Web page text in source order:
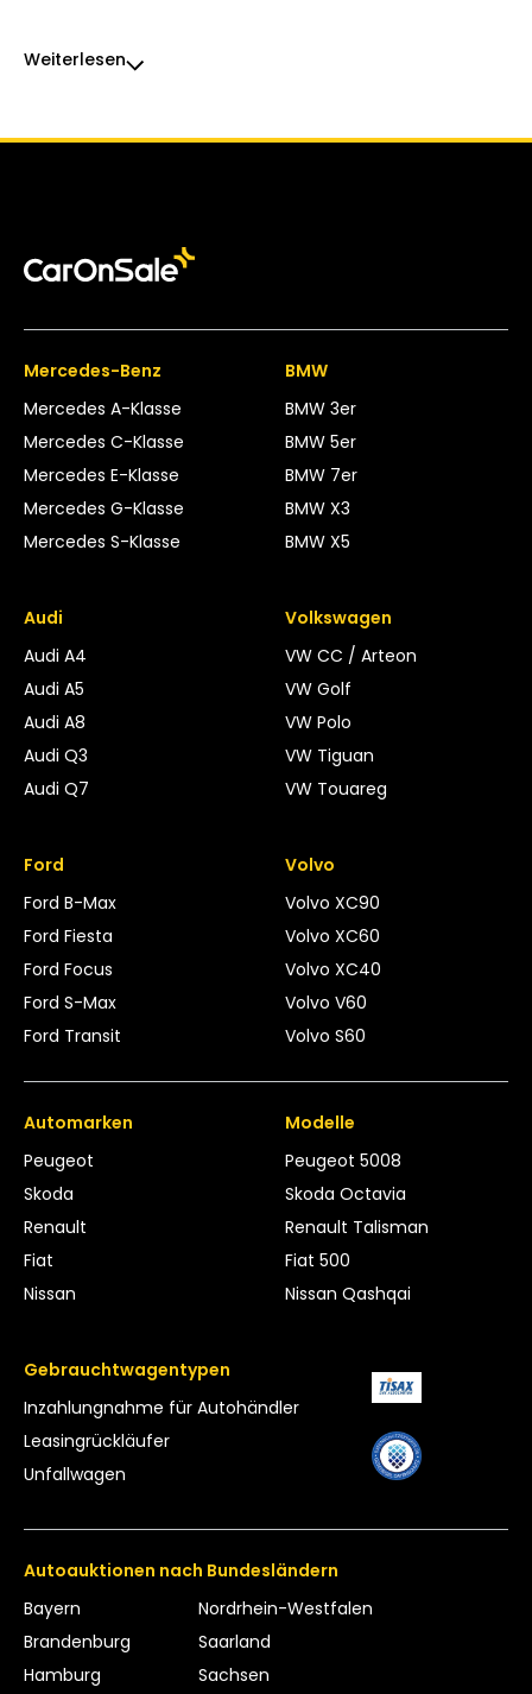
Weiterlesen
Mercedes-Benz
Mercedes A-Klasse
Mercedes C-Klasse
Mercedes E-Klasse
Mercedes G-Klasse
Mercedes S-Klasse
BMW
BMW 3er
BMW 5er
BMW 7er
BMW X3
BMW X5
Audi
Audi A4
Audi A5
Audi A8
Audi Q3
Audi Q7
Volkswagen
VW CC / Arteon
VW Golf
VW Polo
VW Tiguan
VW Touareg
Ford
Ford B-Max
Ford Fiesta
Ford Focus
Ford S-Max
Ford Transit
Volvo
Volvo XC90
Volvo XC60
Volvo XC40
Volvo V60
Volvo S60
Automarken
Peugeot
Skoda
Renault
Fiat
Nissan
Modelle
Peugeot 5008
Skoda Octavia
Renault Talisman
Fiat 500
Nissan Qashqai
Gebrauchtwagentypen
Inzahlungnahme für Autohändler
Leasing­rückläufer
Unfallwagen
Autoauktionen nach Bundesländern
Bayern
Brandenburg
Hamburg
Nordrhein-Westfalen
Saarland
Sachsen